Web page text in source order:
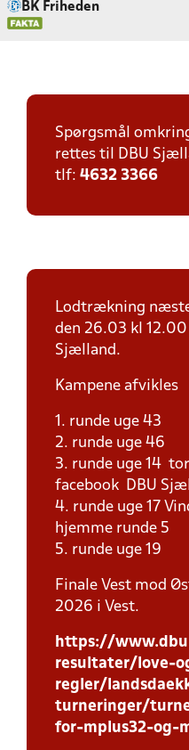
BK Friheden
Spørgsmål
rettes til DBU
tlf: 4632 3366
Lodtrækning
den 26.03 kl 12.00
Sjælland.
Kampene afvikles
1. runde uge 43
2. runde uge 46
3. runde uge 14
facebook DBU
4. runde uge 17
hjemme runde 5
5. runde uge 19
Finale Vest mod
2026 i Vest.
https://
resultater/love-
regler/
turneringer/
for-mplus32-og-